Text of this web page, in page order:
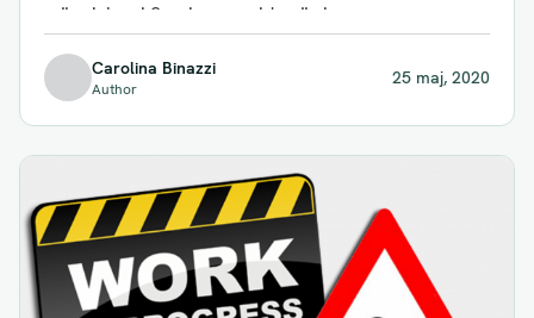
människor i Sverige som idag är i...
Carolina Binazzi
Author
25 maj, 2020